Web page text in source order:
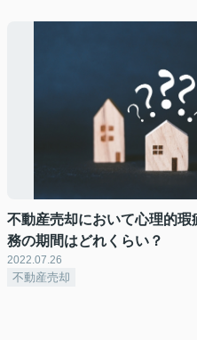
不動産売却において心理的瑕
務の期間はどれくらい？
2022.07.26
不動産売却